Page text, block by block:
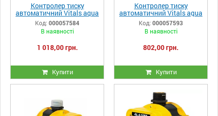
Контролер тиску
автоматичний Vitals aqua
AM 4-10r
Код: 000057584
В наявності
1 018,00 грн.
Купити
Контролер тиску
автоматичний Vitals agua
AL 4-10rs
Код: 000057593
В наявності
802,00 грн.
Купити